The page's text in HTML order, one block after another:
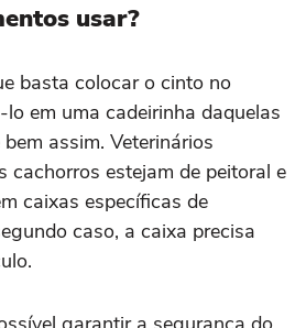
usar?
basta colocar o cinto no
em uma cadeirinha daquelas
assim. Veterinários
cachorros estejam de peitoral e
caixas específicas de
caso, a caixa precisa